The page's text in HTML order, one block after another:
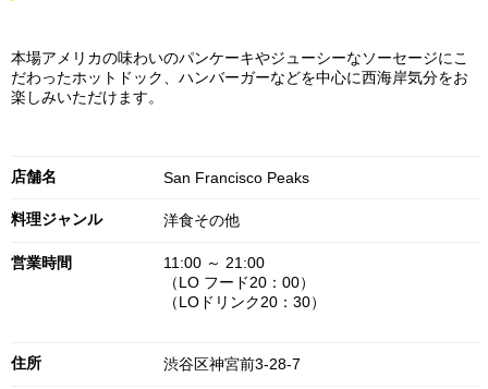
本場アメリカの味わいのパンケーキやジューシーなソーセージにこ
だわったホットドック、ハンバーガーなどを中心に西海岸気分をお
楽しみいただけます。
店舗名 San Francisco Peaks
料理ジャンル 洋食その他
営業時間
11:00 ～ 21:00
（LO フード20：00）
（LOドリンク20：30）
住所 渋谷区神宮前3-28-7